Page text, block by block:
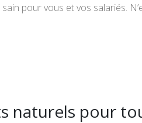
pour vous et vos salariés.
naturels pour